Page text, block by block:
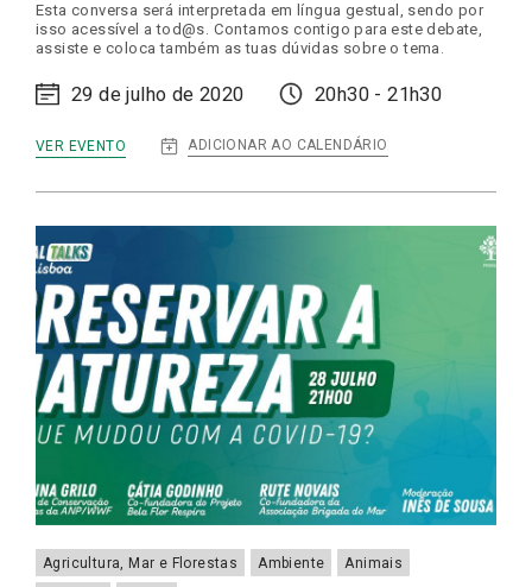
Esta conversa será interpretada em língua gestual, sendo por
isso acessível a tod@s. Contamos contigo para este debate,
assiste e coloca também as tuas dúvidas sobre o tema.
29 de julho de 2020 20h30 - 21h30
VER EVENTO ADICIONAR AO CALENDÁRIO
:
DIGITAL
|
O
SISTEMA
IMUNITÁRIO
Agricultura, Mar e Florestas Ambiente
Animais